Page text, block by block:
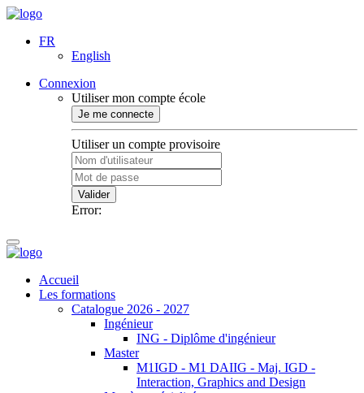
FR
English
Connexion
Utiliser mon compte école
Je me connecte
Utiliser un compte provisoire
Valider
Error:
Accueil
Les formations
Catalogue 2026 - 2027
Ingénieur
ING - Diplôme d'ingénieur
Master
M1IGD - M1 DAIIG - Maj. IGD -
Interaction, Graphics and Design